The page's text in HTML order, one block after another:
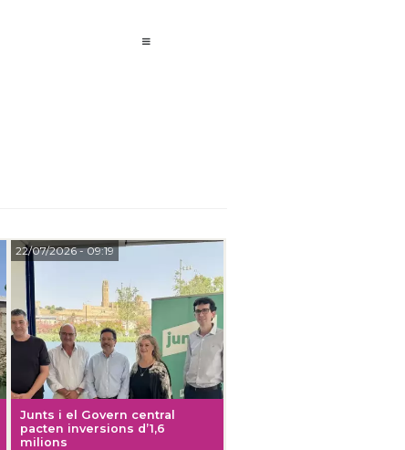
Junts i el Govern central
pacten inversions d’1,6
milions
22/07/2026- 09:19